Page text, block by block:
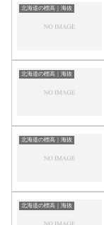
北海道の標高｜海抜
北海道の標高｜海抜
北海道の標高｜海抜
北海道の標高｜海抜